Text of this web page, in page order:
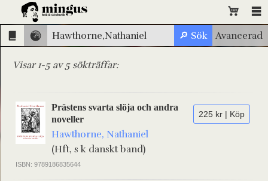
Visar 1-5 av 5 sökträffar:
225 kr | Köp
Prästens svarta slöja och andra
noveller
Hawthorne, Nathaniel
(Hft, s k danskt band)
ISBN: 9789186835644